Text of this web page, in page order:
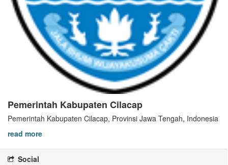
Pemerintah Kabupaten Cilacap
Pemerintah Kabupaten Cilacap, Provinsi Jawa Tengah, Indonesia
read more
Social